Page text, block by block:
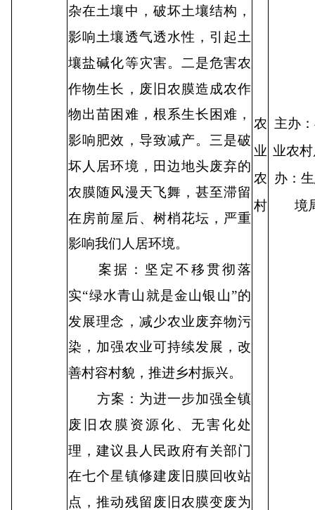
杂在土壤中，破坏土壤结构，
影响土壤透气透水性，引起土
壤盐碱化等灾害。二是危害农
作物生长，废旧农膜造成农作
物出苗困难，根系生长困难，
影响肥效，导致减产。三是破
坏人居环境，田边地头废弃的
农膜随风漫天飞舞，甚至滞留
在房前屋后、树梢花坛，严重
影响我们人居环境。
案据：坚定不移贯彻落
实“绿水青山就是金山银山”的
发展理念，减少农业废弃物污
染，加强农业可持续发展，改
善村容村貌，推进乡村振兴。
方案：为进一步加强全镇
废旧农膜资源化、无害化处
理，建议县人民政府有关部门
在七个星镇修建废旧膜回收站
点，推动残留废旧农膜变废为
农
业
农
村
主办
业农
办：
境